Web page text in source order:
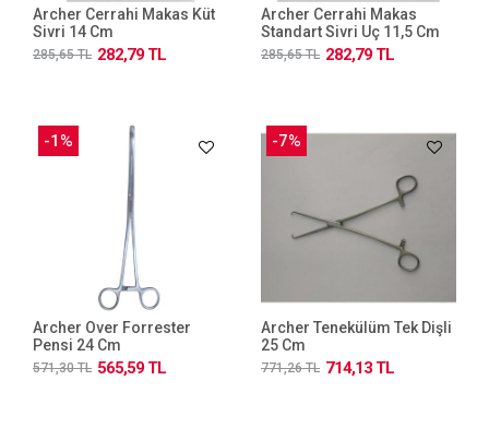
Archer Cerrahi Makas Küt
Sivri 14 Cm
282,79 TL
285,65 TL
Archer Cerrahi Makas
Standart Sivri Uç 11,5 Cm
282,79 TL
285,65 TL
-1%
Archer Over Forrester
Pensi 24 Cm
565,59 TL
571,30 TL
-7%
Archer Tenekülüm Tek Dişli
25 Cm
714,13 TL
771,26 TL